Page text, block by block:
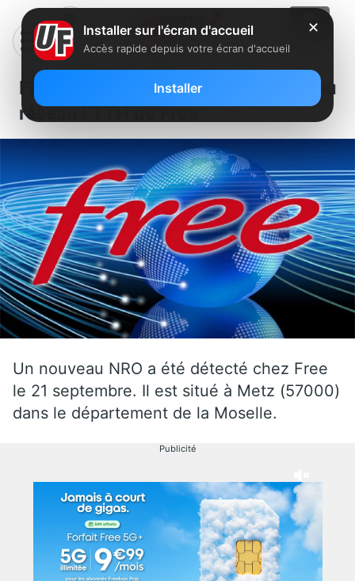
Fibre : Un nouveau NRO relié au
réseau FTTH de Free
Un nouveau NRO a été détecté chez Free
le 21 septembre. Il est situé à Metz (57000)
dans le département de la Moselle.
Publicité
✕
Installer sur l'écran d'accueil
Accès rapide depuis votre écran d'accueil
Installer